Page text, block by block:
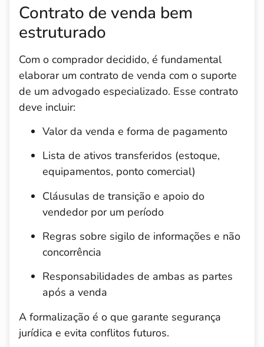
Contrato de venda bem
estruturado
Com o comprador decidido, é fundamental
elaborar um contrato de venda com o suporte
de um advogado especializado. Esse contrato
deve incluir:
Valor da venda e forma de pagamento
Lista de ativos transferidos (estoque,
equipamentos, ponto comercial)
Cláusulas de transição e apoio do
vendedor por um período
Regras sobre sigilo de informações e não
concorrência
Responsabilidades de ambas as partes
após a venda
A formalização é o que garante segurança
jurídica e evita conflitos futuros.